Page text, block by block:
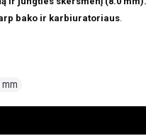
bako ir karbiuratoriaus.
mm